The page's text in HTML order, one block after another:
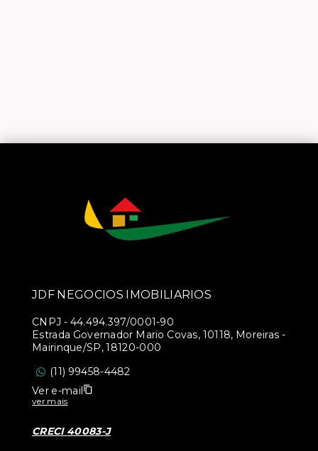
JDF NEGOCIOS IMOBILIARIOS
CNPJ - 44.494.397/0001-90
Estrada Governador Mario Covas, 10118, Moreiras -
Mairinque/SP, 18120-000
(11) 99458-4482
Ver e-mail
ver mais
CRECI 40083-J